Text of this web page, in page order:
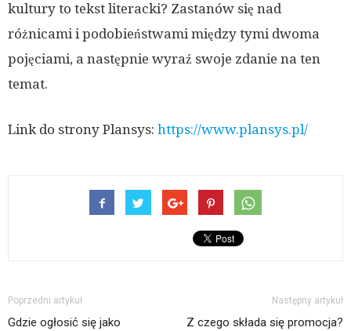
kultury to tekst literacki? Zastanów się nad
różnicami i podobieństwami między tymi dwoma
pojęciami, a następnie wyraź swoje zdanie na ten
temat.
Link do strony Plansys: https://www.plansys.pl/
Poprzedni artykuł
Gdzie ogłosić się jako
Następny artykuł
Z czego składa się promocja?